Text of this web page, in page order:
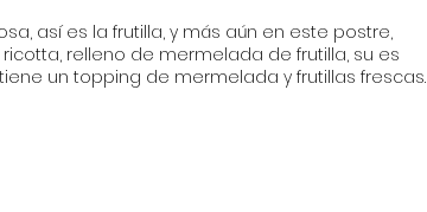
así es la frutilla, y más aún en este postre,
relleno de mermelada de frutilla, su es
un topping de mermelada y frutillas frescas.